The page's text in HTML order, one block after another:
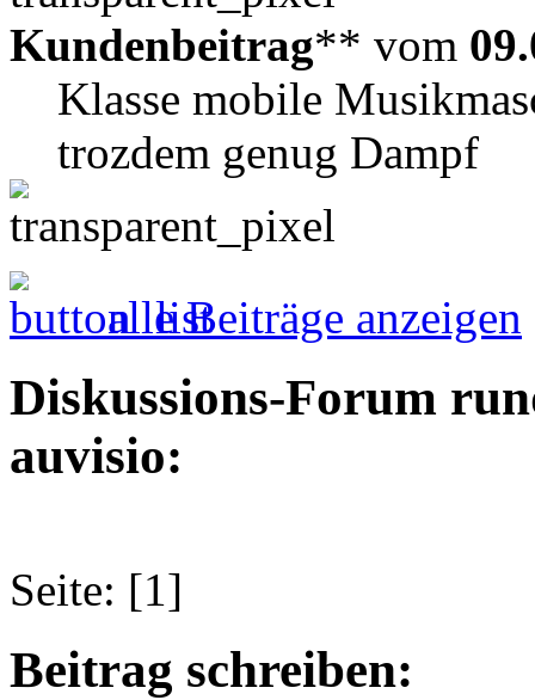
Kundenbeitrag** vom
Klasse mobile
trozdem genug Dampf
alle Beiträge anzeigen
Diskussions-Forum
auvisio:
Seite: [1]
Beitrag schreiben: